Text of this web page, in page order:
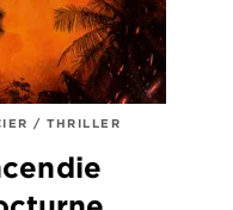
/ THRILLER